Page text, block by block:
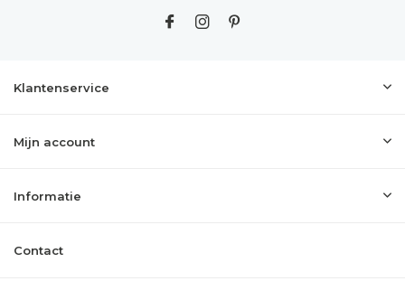
Klantenservice
Mijn account
Informatie
Contact